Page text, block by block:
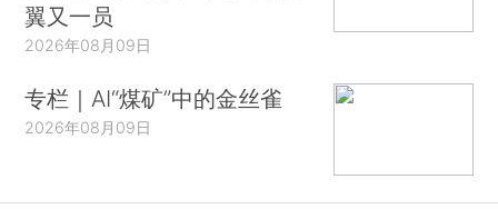
翼又一员
2026年08月09日
专栏｜AI“煤矿”中的金丝雀
2026年08月09日